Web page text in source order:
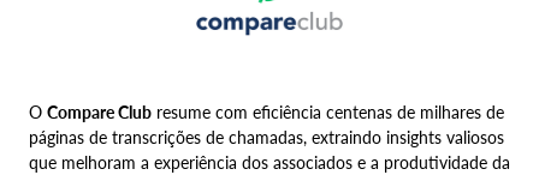
O Compare Club resume com eficiência centenas de milhares de
páginas de transcrições de chamadas, extraindo insights valiosos
que melhoram a experiência dos associados e a produtividade da